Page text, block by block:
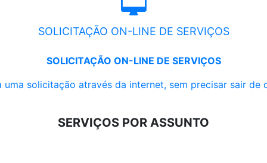
SOLICITAÇÃO ON-LINE DE SERVIÇOS
SOLICITAÇÃO ON-LINE DE SERVIÇOS
uma solicitação através da internet, sem precisar sair de
SERVIÇOS POR ASSUNTO